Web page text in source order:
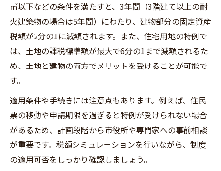
㎡以下などの条件を満たすと、3年間（3階建て以上の耐
火建築物の場合は5年間）にわたり、建物部分の固定資産
税額が2分の1に減額されます。また、住宅用地の特例で
は、土地の課税標準額が最大で6分の1まで減額されるた
め、土地と建物の両方でメリットを受けることが可能で
す。
適用条件や手続きには注意点もあります。例えば、住民
票の移動や申請期限を過ぎると特例が受けられない場合
があるため、計画段階から市役所や専門家への事前相談
が重要です。税額シミュレーションを行いながら、制度
の適用可否をしっかり確認しましょう。